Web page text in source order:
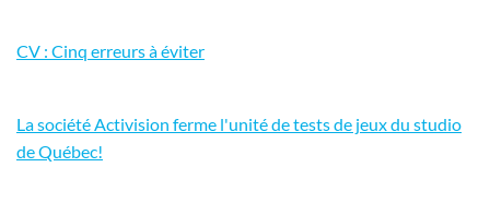
CV : Cinq erreurs à éviter
La société Activision ferme l'unité de tests de jeux du studio
de Québec!